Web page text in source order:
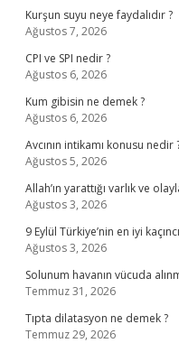
Kurşun suyu neye faydalıdır ?
Ağustos 7, 2026
CPI ve SPI nedir ?
Ağustos 6, 2026
Kum gibisin ne demek ?
Ağustos 6, 2026
Avcının intikamı konusu nedir
Ağustos 5, 2026
Allah’ın yarattığı varlık ve
Ağustos 3, 2026
9 Eylül Türkiye’nin en iyi
Ağustos 3, 2026
Solunum havanın vücuda
Temmuz 31, 2026
Tıpta dilatasyon ne demek ?
Temmuz 29, 2026